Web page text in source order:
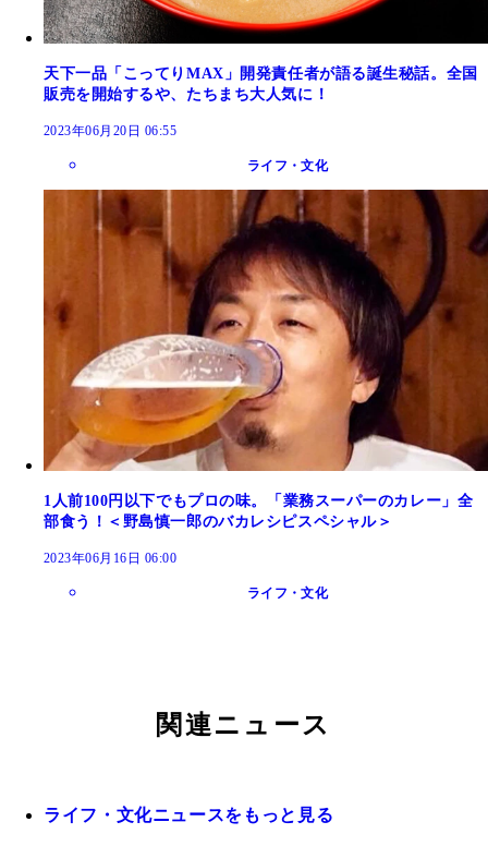
天下一品「こってりMAX」開発責任者が語る誕生秘話。全国
販売を開始するや、たちまち大人気に！
2023年06月20日 06:55
ライフ・文化
1人前100円以下でもプロの味。「業務スーパーのカレー」全
部食う！＜野島慎一郎のバカレシピスペシャル＞
2023年06月16日 06:00
ライフ・文化
関連ニュース
ライフ・文化ニュースをもっと見る